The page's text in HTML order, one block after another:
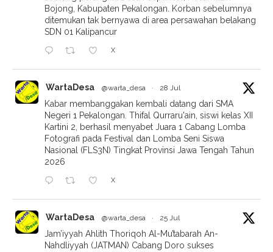
Bojong, Kabupaten Pekalongan. Korban sebelumnya
ditemukan tak bernyawa di area persawahan belakang
SDN 01 Kalipancur
X
WartaDesa @warta_desa · 28 Jul
Kabar membanggakan kembali datang dari SMA
Negeri 1 Pekalongan. Thifal Qurraru'ain, siswi kelas XII
Kartini 2, berhasil menyabet Juara 1 Cabang Lomba
Fotografi pada Festival dan Lomba Seni Siswa
Nasional (FLS3N) Tingkat Provinsi Jawa Tengah Tahun
2026
X
WartaDesa @warta_desa · 25 Jul
Jam’iyyah Ahlith Thoriqoh Al-Mu’tabarah An-
Nahdliyyah (JATMAN) Cabang Doro sukses